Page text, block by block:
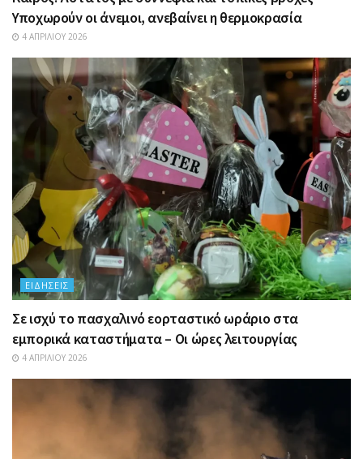
Υποχωρούν οι άνεμοι, ανεβαίνει η θερμοκρασία
4 ΑΠΡΙΛΊΟΥ 2026
ΕΙΔΉΣΕΙΣ
Σε ισχύ το πασχαλινό εορταστικό ωράριο στα
εμπορικά καταστήματα – Οι ώρες λειτουργίας
4 ΑΠΡΙΛΊΟΥ 2026